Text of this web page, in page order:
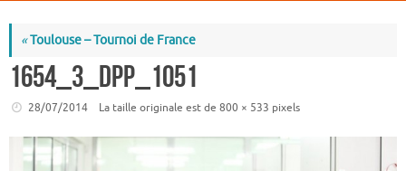
«Toulouse – Tournoi de France
1654_3_dpp_1051
28/07/2014 La taille originale est de 800 × 533 pixels